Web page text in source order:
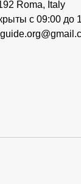
Roma, Italy
с 09:00 до